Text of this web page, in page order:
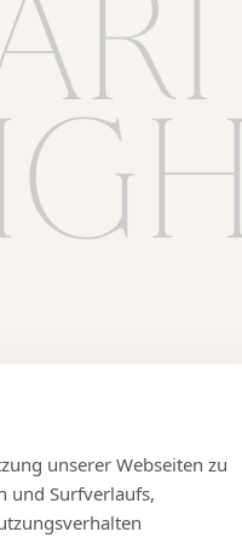
unserer Webseiten zu
und Surfverlaufs,